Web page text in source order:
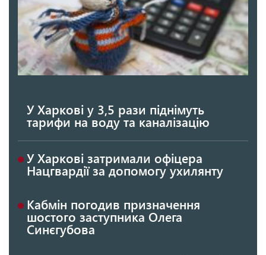
У Харкові у 3,5 рази піднімуть
тарифи на воду та каналізацію
У Харкові затримали офіцера
Нацгвардії за допомогу ухилянту
Кабмін погодив призначення
шостого заступника Олега
Синєгубова